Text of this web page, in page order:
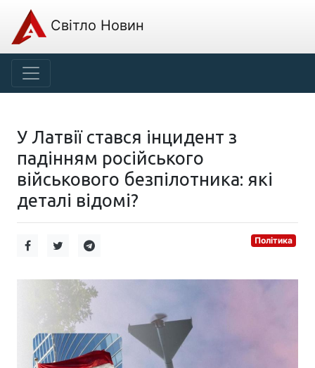
Світло Новин
У Латвії стався інцидент з
падінням російського
військового безпілотника: які
деталі відомі?
Політика